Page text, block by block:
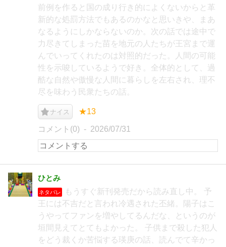
前例を作ると国の成り行き的によくないからと革
新的な処罰方法でもあるのかなと思いきや、まあ
なるようにしかならないのか。次の話では途中で
力尽きてしまった苗を地元の人たちが王宮まで運
んでいってくれたのは対照的だった。人間の可能
性を示唆しているようで好き。全体的として、過
酷な自然や傲慢な人間に暮らしを左右され、理不
尽を味わう民衆たちの話。
ナイス ★13
コメント(0) 2026/07/31
ひとみ
ネタバレ
もうすぐ新刊発売だから読み直し中。 予
王には不吉だと言われ冷遇された丕緒。陽子はこ
うやってファンを増やしてるんだな、というのが
垣間見えてとてもよかった。 子供まで殺した犯人
をどう裁くか苦悩する瑛庚の話、読んでて辛かっ